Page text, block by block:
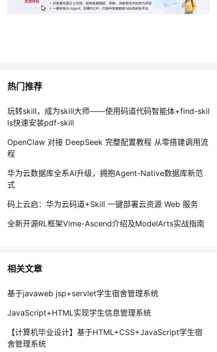
热门推荐
玩转skill，成为skill大师——使用码道代码智能体+find-skil
ls快速安装pdf-skill
OpenClaw 对接 DeepSeek 完整配置教程 从零搭建调用流
程
华为云数据库全系AI升级，拥抱Agent-Native数据库新范
式
码上云启：华为云码道+Skill 一键部署云资源 Web 服务
全新开源RL框架Vime-Ascend介绍及ModelArts实战指南
相关文章
基于javaweb jsp+servlet学生宿舍管理系统
JavaScript+HTML实现学生信息管理系统
【计算机毕业设计】基于HTML+CSS+JavaScript学生宿
舍管理系统